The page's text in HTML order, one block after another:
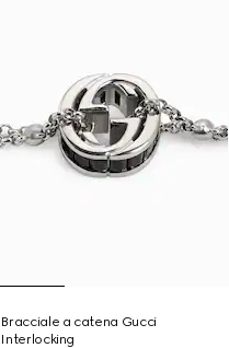
Bracciale a catena Gucci
Interlocking